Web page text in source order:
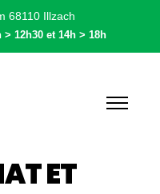
68110 Illzach
12h30 et 14h > 18h
ET